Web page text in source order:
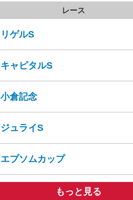
レース
リゲルS
キャピタルS
小倉記念
ジュライS
エプソムカップ
もっと見る